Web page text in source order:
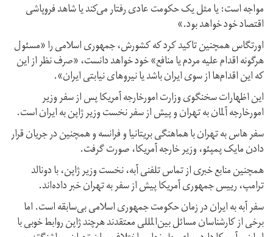
مواجه است: یا مثل یک حکومت عادی رفتار می‌کند یا شاهد فروپاشی
اقتصاد خود خواهد بود.»
اورتگاس همچنین تاکید کرد که کشورش، جمهوری اسلامی را «مسئول
هرگونه اقدام علیه مردم یا منافع» خود خواهد دانست، «صرف نظر از این
که این اقدام‌ها از سوی ایران باشد یا نیروهای نیابتی ایران».
این اظهارات سخنگوی وزارت امورخارجه آمریکا پس از سفر وزیر
امورخارجه آلمان به تهران و پیش از سفر نخست وزیر ژاپن به ایران است.
سفر هاس به تهران با هماهنگی بریتانیا و فرانسه و همچنین در جریان قرار
دادن مایک پمپئو، وزیر خارجه آمریکا، صورت گرفت.
همچنین منابع خبری از تماس تلفنی آبه، نخست وزیر ژاپن، با دونالد
ترامپ، رییس جمهوری آمریکا پیش از سفر به تهران خبر داده‌اند.
سفر آبه به ایران در زمان حکومت جمهوری اسلامی بی‌سابقه است. اما
برخی از کارشناسان مسائل بین‌المللی معتقدند هرچند ژاپن روابط خوبی با